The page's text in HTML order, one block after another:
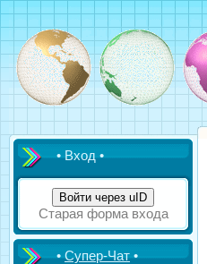
• Вход •
Войти через uID
Старая форма входа
•Супер-Чат•